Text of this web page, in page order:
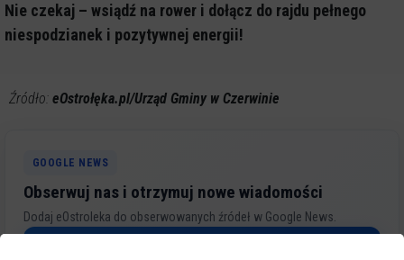
Nie czekaj – wsiądź na rower i dołącz do rajdu pełnego
niespodzianek i pozytywnej energii!
Źródło: eOstrołęka.pl/Urząd Gminy w Czerwinie
GOOGLE NEWS
Obserwuj nas i otrzymuj nowe wiadomości
Dodaj eOstroleka do obserwowanych źródeł w Google News.